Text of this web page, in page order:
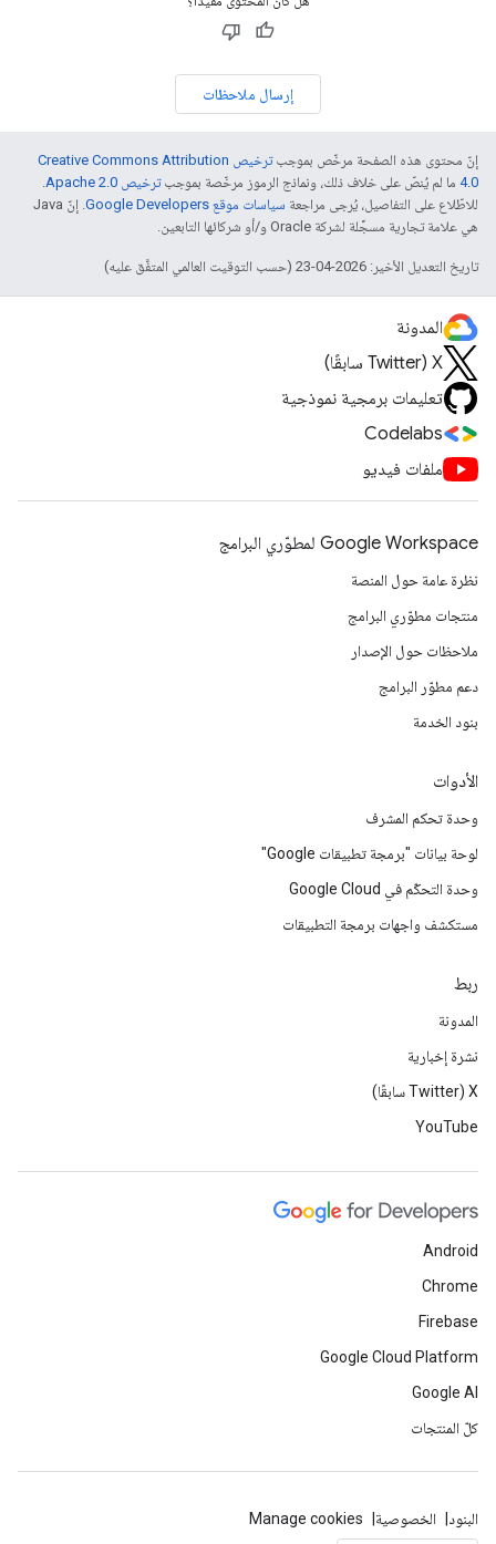
إرسال ملاحظات
إنّ محتوى هذه الصفحة مرخّص بموجب
ترخيص Creative Commons Attribution
4.0‏ ما لم يُنصّ على خلاف ذلك، ونماذج الرموز مرخّصة بموجبترخيص Apache 2.0‏
.
للاطّلاع على التفاصيل، يُرجى مراجعة سياسات موقع Google Developers‏
. إنّ Java
هي علامة تجارية مسجَّلة لشركة Oracle و/أو شركائها التابعين.
تاريخ التعديل الأخير: 2026-04-23 (حسب التوقيت العالمي المتفَّق عليه)
المدونة
‫X ‏(Twitter سابقًا)
تعليمات برمجية نموذجية
Codelabs
ملفات فيديو
Google Workspace لمطوّري البرامج
نظرة عامة حول المنصة
منتجات مطوّري البرامج
ملاحظات حول الإصدار
دعم مطوّر البرامج
بنود الخدمة
الأدوات
وحدة تحكم المشرف
لوحة بيانات "برمجة تطبيقات Google"
وحدة التحكّم في Google Cloud
مستكشف واجهات برمجة التطبيقات
ربط
المدونة
نشرة إخبارية
‫X ‏(Twitter سابقًا)
YouTube
Android
Chrome
Firebase
Google Cloud Platform
Google AI
كلّ المنتجات
البنود الخصوصية Manage cookies